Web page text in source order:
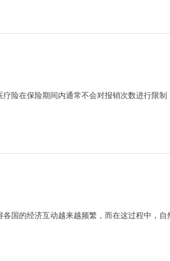
险在保险期间内通常不会对报销次数进行限制
国的经济互动越来越频繁，而在这过程中，自